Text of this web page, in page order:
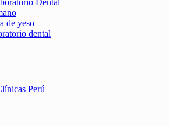
Dental
de yeso
dental